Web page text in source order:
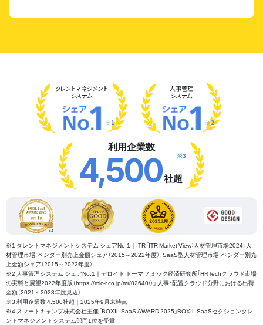
タレントマネジメント
システム
※1
人事管理
システム
※2
利用企業数
4,500社超
※3
※1 タレントマネジメントシステム シェアNo.1｜ITR「ITR Market View：人材管理市場2024」人
材管理市場：ベンダー別売上金額シェア（2015～2022年度）、SaaS型人材管理市場：ベンダー別売
上金額シェア（2015～2022年度）
※2 人事管理システム シェアNo.1｜デロイト トーマツ ミック経済研究所「HRTechクラウド市場
の実態と展望2022年度版（https://mic-r.co.jp/mr/02640/）」 人事・配置クラウド分野における出荷
金額（2021～2023年度見込）
※3 利用企業数 4,500社超｜2025年9月末時点
※4 スマートキャンプ株式会社主催「BOXIL SaaS AWARD 2025」BOXIL SaaSセクションタレ
ントマネジメントシステム部門1位を受賞